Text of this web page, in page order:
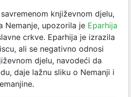
književnom djelu,
Nemanje, upozorila je Eparhija
crkve. Eparhija je izrazila
ali se negativno odnosi
djelu, navodeći da
daje lažnu sliku o Nemanji i